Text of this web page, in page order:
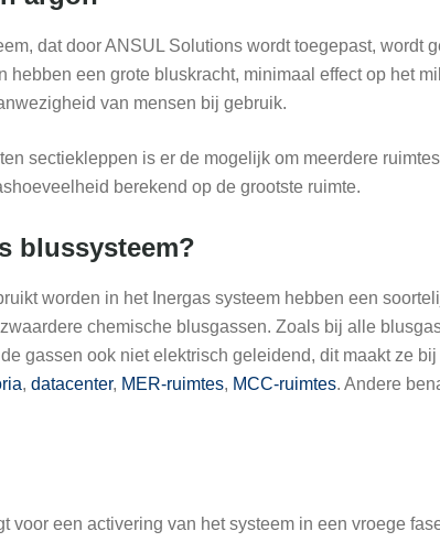
dat door ANSUL Solutions wordt toegepast, wordt
hebben een grote bluskracht, minimaal effect op het
van mensen bij gebruik.
sectiekleppen is er de mogelijk om meerdere
berekend op de grootste ruimte.
blussysteem?
worden in het Inergas systeem hebben een
chemische blusgassen. Zoals bij alle
gassen ook niet elektrisch geleidend, dit maakt ze
, datacenter, MER-ruimtes, MCC-ruimtes. Andere
voor een activering van het systeem in een vroege